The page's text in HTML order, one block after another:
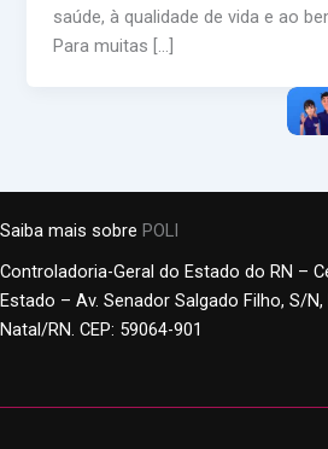
saúde, à qualidade de vida e ao
Para muitas […]
Saiba mais sobre POLI
Controladoria-Geral do Estado do RN –
Estado – Av. Senador Salgado Filho, S/
Natal/RN. CEP: 59064-901